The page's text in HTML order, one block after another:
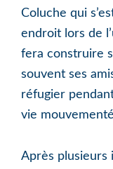
Coluche qui
endroit lors de
fera construire
souvent ses
réfugier
vie
Après plusieurs